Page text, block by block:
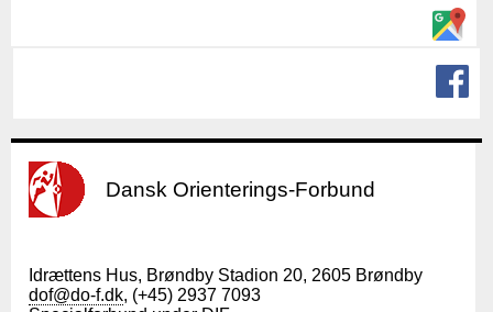
Dansk Orienterings-Forbund
Idrættens Hus, Brøndby Stadion 20, 2605 Brøndby
dof@do-f.dk, (+45) 2937 7093